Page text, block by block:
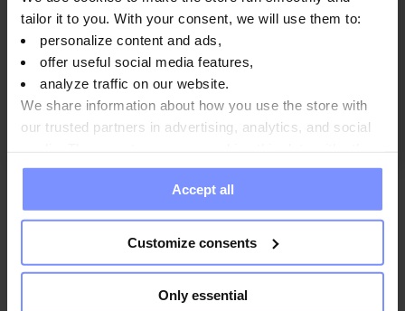
tailor it to you. With your consent, we will use them to:
personalize content and ads,
offer useful social media features,
analyze traffic on our website.
We share information about how you use the store with
our trusted partners in advertising, analytics, and social
information you have provided to them or that they have
collected when you use their services. Do you agree?
Accept all
Customize consents
Only essential
5.0
7reseñas de clientes
de todos los tiempos
recopiladas y verificadas por
5
3
1
¿Cómo recopilamos reseñas?
Reseñas de clientes